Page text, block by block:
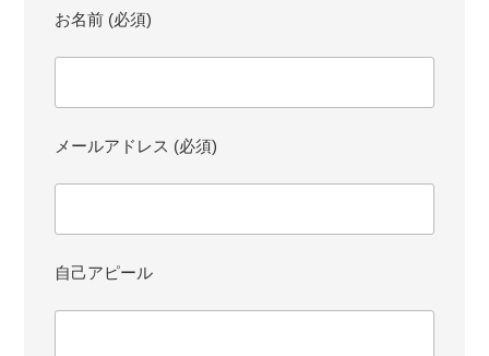
お名前 (必須)
メールアドレス (必須)
自己アピール